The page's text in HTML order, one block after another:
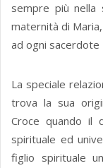
sempre più nella
maternità di
ad ogni sacerdote
La speciale
trova la sua
Croce quando il
spirituale ed
figlio spirituale